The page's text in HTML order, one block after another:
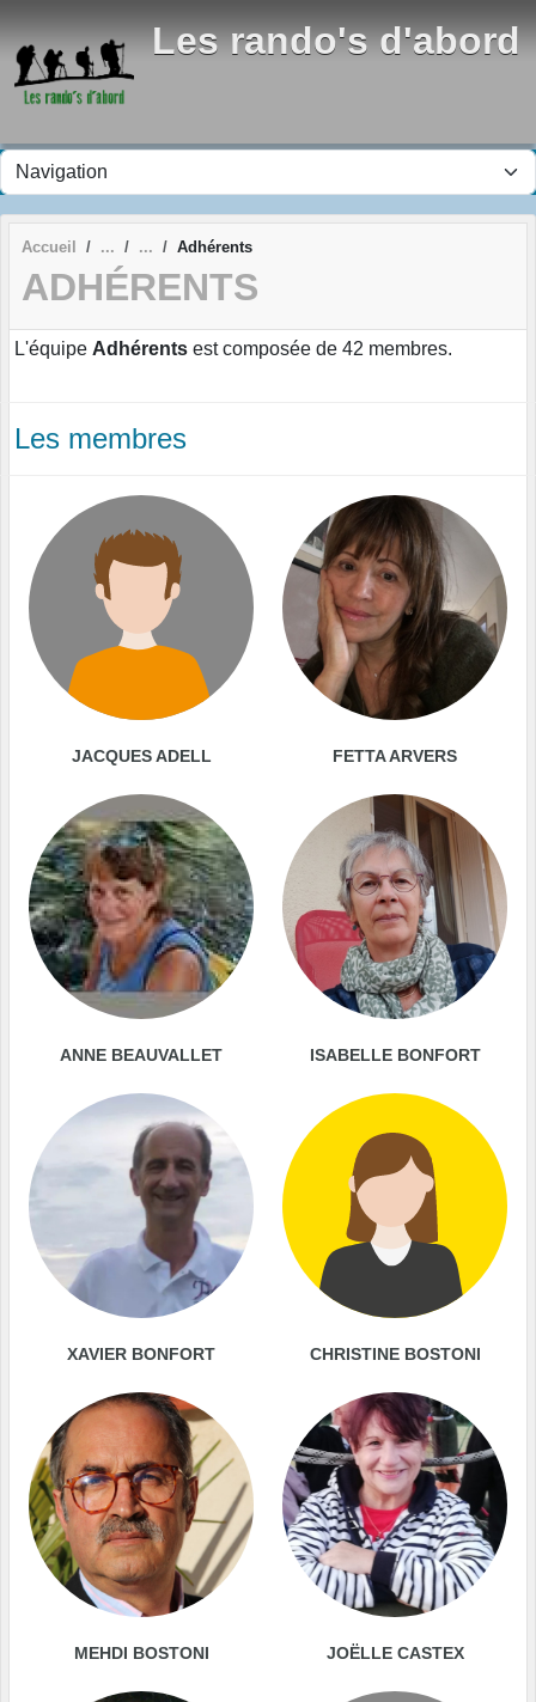
Les rando's d'abord
Accueil Adhérents
ADHÉRENTS
L'équipe Adhérents est composée de 42 membres.
Les membres
JACQUES ADELL FETTA ARVERS
ANNE BEAUVALLET ISABELLE BONFORT
XAVIER BONFORT CHRISTINE BOSTONI
MEHDI BOSTONI JOËLLE CASTEX